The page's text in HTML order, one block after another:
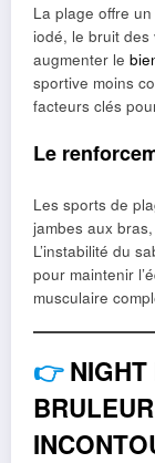
La plage offre
iodé, le bruit des
augmenter le
sportive moins
facteurs clés
Le
Les sports de
jambes aux
L’instabilité du
pour maintenir
musculaire
👉